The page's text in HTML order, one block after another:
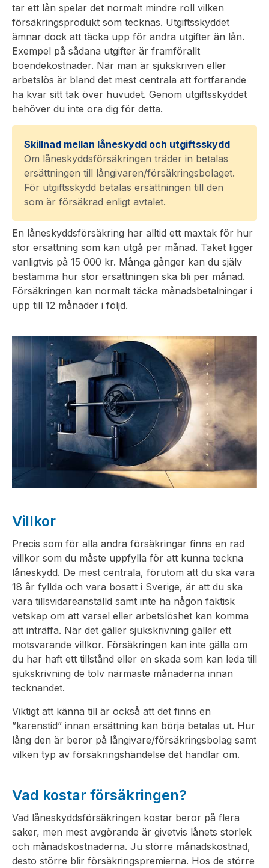
tar ett lån spelar det normalt mindre roll vilken
försäkringsprodukt som tecknas. Utgiftsskyddet
ämnar dock att täcka upp för andra utgifter än lån.
Exempel på sådana utgifter är framförallt
boendekostnader. När man är sjukskriven eller
arbetslös är bland det mest centrala att fortfarande
ha kvar sitt tak över huvudet. Genom utgiftsskyddet
behöver du inte ora dig för detta.
Skillnad mellan låneskydd och utgiftsskydd
Om låneskyddsförsäkringen träder in betalas
ersättningen till långivaren/försäkringsbolaget.
För utgiftsskydd betalas ersättningen till den
som är försäkrad enligt avtalet.
En låneskyddsförsäkring har alltid ett maxtak för hur
stor ersättning som kan utgå per månad. Taket ligger
vanligtvis på 15 000 kr. Många gånger kan du själv
bestämma hur stor ersättningen ska bli per månad.
Försäkringen kan normalt täcka månadsbetalningar i
upp till 12 månader i följd.
Villkor
Precis som för alla andra försäkringar finns en rad
villkor som du måste uppfylla för att kunna teckna
låneskydd. De mest centrala, förutom att du ska vara
18 år fyllda och vara bosatt i Sverige, är att du ska
vara tillsvidareanställd samt inte ha någon faktisk
vetskap om att varsel eller arbetslöshet kan komma
att inträffa. När det gäller sjukskrivning gäller ett
motsvarande villkor. Försäkringen kan inte gälla om
du har haft ett tillstånd eller en skada som kan leda till
sjukskrivning de tolv närmaste månaderna innan
tecknandet.
Viktigt att känna till är också att det finns en
”karenstid” innan ersättning kan börja betalas ut. Hur
lång den är beror på långivare/försäkringsbolag samt
vilken typ av försäkringshändelse det handlar om.
Vad kostar försäkringen?
Vad låneskyddsförsäkringen kostar beror på flera
saker, men mest avgörande är givetvis lånets storlek
och månadskostnaderna. Ju större månadskostnad,
desto större blir försäkringspremierna. Hos de större